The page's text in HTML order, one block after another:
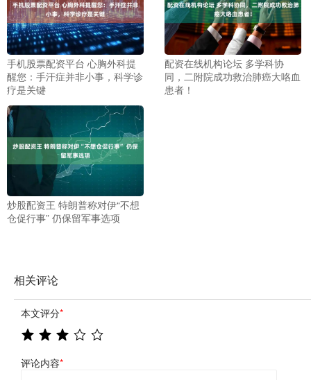
手机股票配资平台 心胸外科提
醒您：手汗症并非小事，科学诊
疗是关键
配资在线机构论坛 多学科协
同，二附院成功救治肺癌大咯血
患者！
炒股配资王 特朗普称对伊“不想
仓促行事” 仍保留军事选项
相关评论
本文评分*
评论内容*